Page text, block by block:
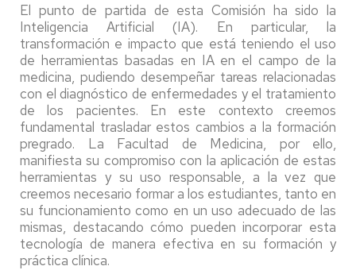
El punto de partida de esta Comisión ha sido la
Inteligencia Artificial (IA). En particular, la
transformación e impacto que está teniendo el uso
de herramientas basadas en IA en el campo de la
medicina, pudiendo desempeñar tareas relacionadas
con el diagnóstico de enfermedades y el tratamiento
de los pacientes. En este contexto creemos
fundamental trasladar estos cambios a la formación
pregrado. La Facultad de Medicina, por ello,
manifiesta su compromiso con la aplicación de estas
herramientas y su uso responsable, a la vez que
creemos necesario formar a los estudiantes, tanto en
su funcionamiento como en un uso adecuado de las
mismas, destacando cómo pueden incorporar esta
tecnología de manera efectiva en su formación y
práctica clínica.